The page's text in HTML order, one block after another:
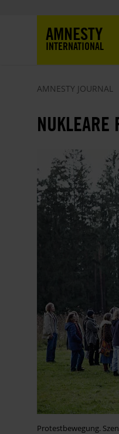
AMNESTY
INTERNATIONAL
AMNESTY JOURNAL
NUKLEARE
Protestbewegung.